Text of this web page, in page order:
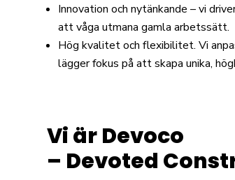
Innovation och nytänkande – vi
att våga utmana gamla arbetssätt.
Hög kvalitet och flexibilitet. Vi
lägger fokus på att skapa unika,
Vi är Devoco
– Devoted